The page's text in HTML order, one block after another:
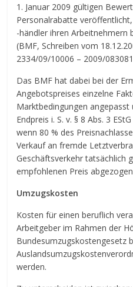
1. Januar 2009 gültigen
Personalrabatte
-händler ihren Arbeitnehmern
(BMF, Schreiben vom
2334/09/10006 – 2009/
Das BMF hat dabei bei der
Angebotspreises einzelne
Marktbedingungen
Endpreis i. S. v. § 8 Abs. 3
wenn 80 % des
Verkauf an fremde
Geschäftsverkehr tatsächlich
empfohlenen Preis
Umzugskosten
Kosten für einen beruflich
Arbeitgeber im Rahmen der
Bundesumzugskostengesetz
werden.